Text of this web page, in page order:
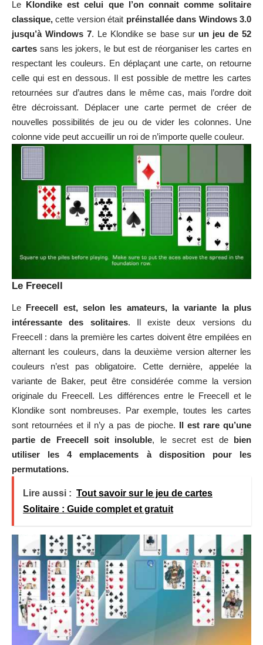
Le Klondike est celui que l’on connait comme solitaire
classique, cette version était préinstallée dans Windows 3.0
jusqu’à Windows 7. Le Klondike se base sur un jeu de 52
cartes sans les jokers, le but est de réorganiser les cartes en
respectant les couleurs. En déplaçant une carte, on retourne
celle qui est en dessous. Il est possible de mettre les cartes
retournées sur d’autres dans le même cas, mais l’ordre doit
être décroissant. Déplacer une carte permet de créer de
nouvelles possibilités de jeu ou de vider les colonnes. Une
colonne vide peut accueillir un roi de n’importe quelle couleur.
Le Freecell
Le Freecell est, selon les amateurs, la variante la plus
intéressante des solitaires. Il existe deux versions du
Freecell : dans la première les cartes doivent être empilées en
alternant les couleurs, dans la deuxième version alterner les
couleurs n’est pas obligatoire. Cette dernière, appelée la
variante de Baker, peut être considérée comme la version
originale du Freecell. Les différences entre le Freecell et le
Klondike sont nombreuses. Par exemple, toutes les cartes
sont retournées et il n’y a pas de pioche. Il est rare qu’une
partie de Freecell soit insoluble, le secret est de bien
utiliser les 4 emplacements à disposition pour les
permutations.
Lire aussi : Tout savoir sur le jeu de cartes
Solitaire : Guide complet et gratuit